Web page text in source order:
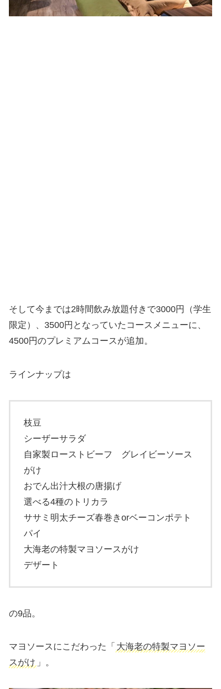
そして今までは2時間飲み放題付きで3000円（学生
限定）、3500円となっていたコースメニューに、
4500円のプレミアムコースが追加。
ラインナップは
枝豆
シーザーサラダ
自家製ローストビーフ グレイビーソース
がけ
おでん出汁大根の唐揚げ
選べる4種のトリカラ
ササミ明太チーズ春巻きorベーコンポテト
パイ
大海老の特製マヨソースがけ
デザート
の9品。
マヨソースにこだわった「 大海老の特製マヨソー
スがけ 」。